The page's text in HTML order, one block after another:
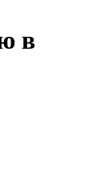
в